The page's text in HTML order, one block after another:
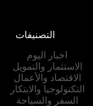
التصنيفات
اخبار اليوم
الاستثمار والتمويل
الاقتصاد والأعمال
التكنولوجيا والابتكار
السفر والسياحة